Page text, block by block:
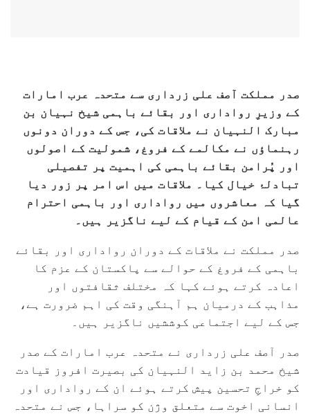
صدر مملکت آصف علی زرداری سے متحدہ عرب امارات
کے وزیرِ رواداری اور بقائے باہمی شیخ نہیان بن
مبارک النہیان نے ملاقات کی، جس کے دوران دونوں
رہنماؤں نے مکالمے کے فروغ، شمولیت کے اصولوں
اور پُرامن بقائے باہمی کی اہمیت پر تفصیلی
تبادلۂ خیال کیا۔ ملاقات میں اس امر پر زور دیا
گیا کہ معاشروں میں رواداری اور باہمی احترام
عالمی امن کے قیام کے لیے ناگزیر ہیں۔
صدر مملکت نے ملاقات کے دوران رواداری اور بقائے
باہمی کے فروغ کے حوالے سے پاکستان کے عزم کا
اعادہ کرتے ہوئے کہا کہ مختلف ثقافتوں اور
مذاہب کے درمیان ہم آہنگی وقت کی اہم ضرورت ہے،
جس کے لیے اجتماعی کوششیں ناگزیر ہیں۔
صدر آصف علی زرداری نے متحدہ عرب امارات کے صدر
شیخ محمد بن زاید النہیان کی بصیرت افروز قیادت
کو خراجِ تحسین پیش کرتے ہوئے ان کے رواداری اور
انسانی اخوت سے متعلق وژن کو سراہا، جس نے متحدہ